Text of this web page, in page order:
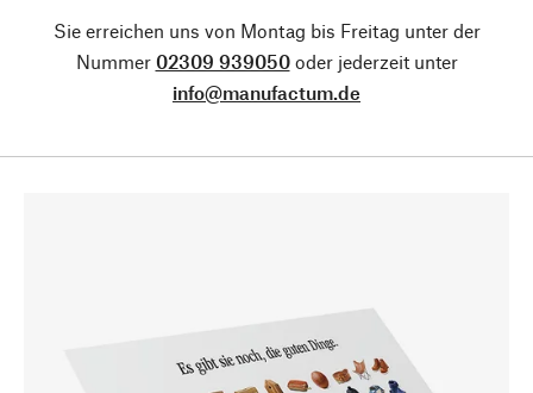
Sie erreichen uns von Montag bis Freitag unter der
Nummer 02309 939050oder jederzeit unter
info@manufactum.de